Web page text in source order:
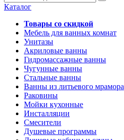
Каталог
Товары со скидкой
Мебель для ванных комнат
Унитазы
Акриловые ванны
Гидромассажные ванны
Чугунные ванны
Стальные ванны
Ванны из литьевого мрамора
Раковины
Мойки кухонные
Инсталляции
Смесители
Душевые программы